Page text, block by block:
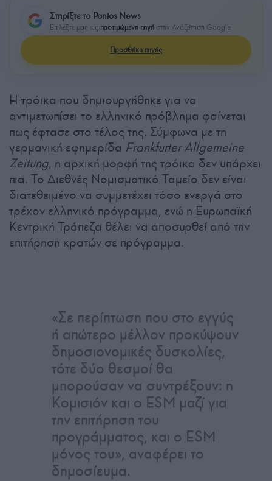
Στηρίξτε το Pontos News
Επιλέξτε μας ως προτιμώμενη πηγή στην Αναζήτηση Google
Προσθήκη πηγής
Η τρόικα που δημιουργήθηκε για να
αντιμετωπίσει το ελληνικό πρόβλημα φαίνεται
πως έφτασε στο τέλος της. Σύμφωνα με τη
γερμανική εφημερίδα Frankfurter Allgemeine
Zeitung, η αρχική μορφή της τρόικα δεν υπάρχει
πια. Το Διεθνές Νομισματικό Ταμείο δεν είναι
διατεθειμένο να συμμετέχει τόσο ενεργά στο
τρέχον ελληνικό πρόγραμμα, ενώ η Ευρωπαϊκή
Κεντρική Τράπεζα θέλει να αποσυρθεί από την
επιτήρηση κρατών σε πρόγραμμα.
«Σε περίπτωση που στο εγγύς
ή απώτερο μέλλον προκύψουν
δημοσιονομικές δυσκολίες,
τότε δύο θεσμοί θα
μπορούσαν να συντρέξουν: η
Κομισιόν και ο ESM μαζί για
την επιτήρηση του
προγράμματος, και ο ESM
μόνος του», αναφέρει το
δημοσίευμα.